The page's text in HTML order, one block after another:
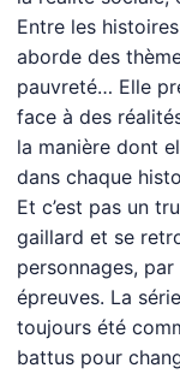
Entre les
aborde des
pauvreté… Elle
face à des
la manière dont
dans chaque
Et c’est pas un
gaillard et se
personnages,
épreuves. La
toujours été
battus pour